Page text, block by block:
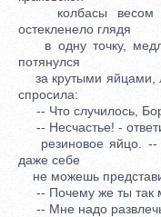
колбасы весом
остекленело глядя
в одну точку,
потянулся
за крутыми яйцами,
спросила:
-- Что случилось,
-- Несчастье! -
резиновое яйцо. --
даже себе
не можешь
-- Почему же ты так
-- Мне надо